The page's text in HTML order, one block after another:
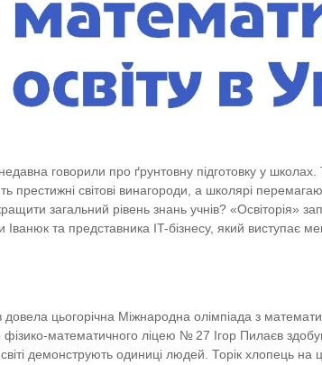
говорили про ґрунтовну підготовку у
світові винагороди, а школярі
загальний рівень знань учнів? «Освіторія»
та представника IT-бізнесу, який виступає
цьогорічна Міжнародна олімпіада з
фізико-математичного ліцею № 27 Ігор Пилаєв
демонструють одиниці людей. Торік хлопець на